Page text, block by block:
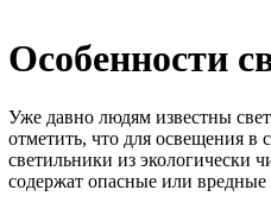
Особенности
Уже давно людям известны
отметить, что для освещения
светильники из экологически
содержат опасные или